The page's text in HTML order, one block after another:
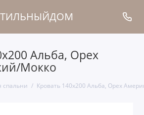
Альба, Орех
Мокко
спальни Кровать 140x200 Альба, Орех